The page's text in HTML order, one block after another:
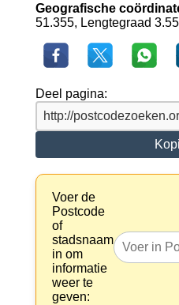
Geografische
51.355, Lengtegraad
Deel pagina:
Voer de
Postcode
of
stadsnaam
in om
informatie
weer te
geven: